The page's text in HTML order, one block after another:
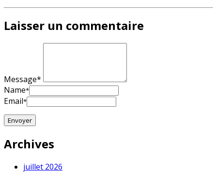
Laisser un commentaire
Message*
Name*
Email*
Archives
juillet 2026